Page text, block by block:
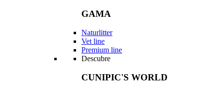
GAMA
Naturlitter
Vet line
Premium line
Descubre
CUNIPIC'S WORLD